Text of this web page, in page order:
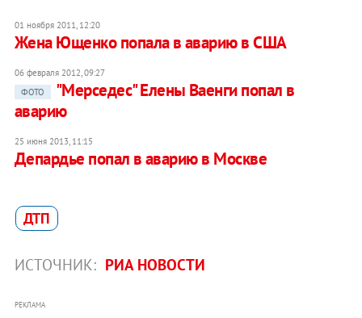
01 ноября 2011, 12:20
Жена Ющенко попала в аварию в США
06 февраля 2012, 09:27
ФОТО
"Мерседес" Елены Ваенги попал в
аварию
25 июня 2013, 11:15
Депардье попал в аварию в Москве
ДТП
ИСТОЧНИК: РИА НОВОСТИ
РЕКЛАМА